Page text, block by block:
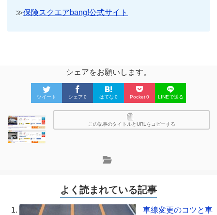
≫保険スクエアbang!公式サイト
シェアをお願いします。
ツイート シェア 0 はてな 0 Pocket0 LINEで送る
この記事のタイトルとURLをコピーする
よく読まれている記事
車線変更のコツと車